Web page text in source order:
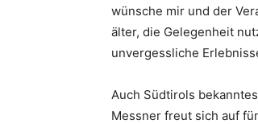
wünsche mir und der
älter, die Gelegenheit
unvergessliche
Auch Südtirols
Messner freut sich auf